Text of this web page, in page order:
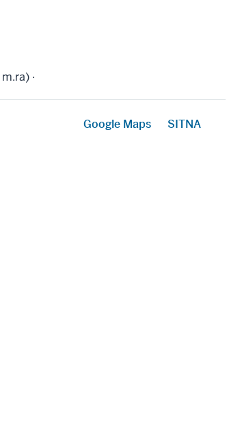
m.ra) ·
Google Maps SITNA